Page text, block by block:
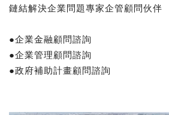
鏈結解決企業問題專家企管顧問伙伴
●企業金融顧問諮詢
●企業管理顧問諮詢
●政府補助計畫顧問諮詢